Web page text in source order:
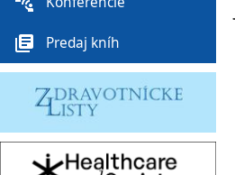
library_books Predaj kníh